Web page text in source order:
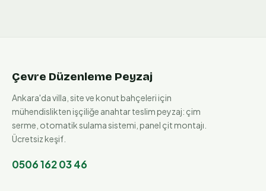
Çevre Düzenleme Peyzaj
Ankara'da villa, site ve konut bahçeleri için
mühendislikten işçiliğe anahtar teslim peyzaj: çim
serme, otomatik sulama sistemi, panel çit montajı.
Ücretsiz keşif.
0506 162 03 46